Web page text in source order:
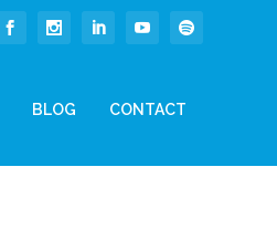
BLOG CONTACT